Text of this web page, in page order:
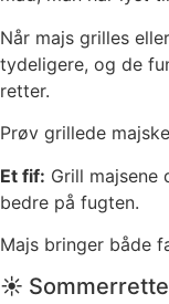
Når majs grilles
tydeligere, og de
retter.
Prøv grillede
Et fif: Grill majsene
bedre på fugten.
Majs bringer både
☀️